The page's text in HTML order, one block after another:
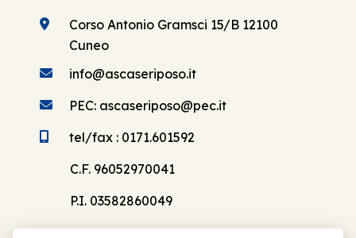
Corso Antonio Gramsci 15/B 12100
Cuneo
info@ascaseriposo.it
PEC: ascaseriposo@pec.it
tel/fax : 0171.601592
C.F. 96052970041
P.I. 03582860049